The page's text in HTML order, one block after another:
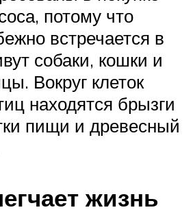
потому что
встречается в
собаки, кошки и
Вокруг клеток
находятся брызги
пищи и древесный
жизнь